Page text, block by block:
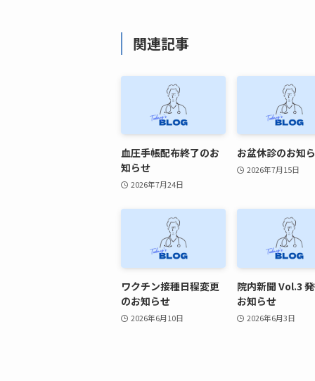
関連記事
血圧手帳配布終了のお
知らせ
2026年7月24日
お盆休診のお知
2026年7月15日
ワクチン接種日程変更
のお知らせ
2026年6月10日
院内新聞 Vol.3
お知らせ
2026年6月3日